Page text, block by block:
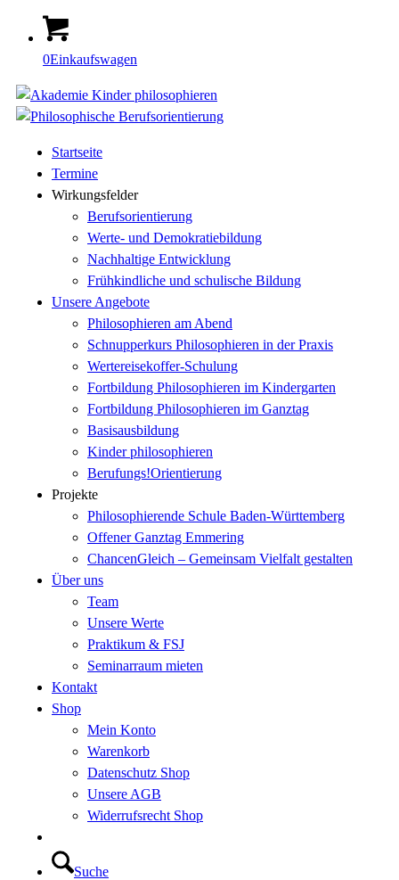
0Einkaufswagen
Startseite
Termine
Wirkungsfelder
Berufsorientierung
Werte- und Demokratiebildung
Nachhaltige Entwicklung
Frühkindliche und schulische Bildung
Unsere Angebote
Philosophieren am Abend
Schnupperkurs Philosophieren in der Praxis
Wertereisekoffer-Schulung
Fortbildung Philosophieren im Kindergarten
Fortbildung Philosophieren im Ganztag
Basisausbildung
Kinder philosophieren
Berufungs!Orientierung
Projekte
Philosophierende Schule Baden-Württemberg
Offener Ganztag Emmering
ChancenGleich – Gemeinsam Vielfalt gestalten
Über uns
Team
Unsere Werte
Praktikum & FSJ
Seminarraum mieten
Kontakt
Shop
Mein Konto
Warenkorb
Datenschutz Shop
Unsere AGB
Widerrufsrecht Shop
Suche